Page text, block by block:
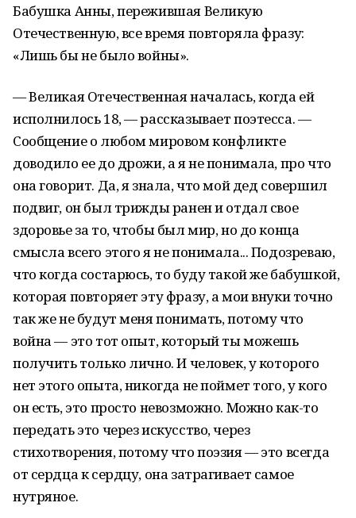
Бабушка Анны, пережившая Великую
Отечественную, все время повторяла фразу:
«Лишь бы не было войны».
— Великая Отечественная началась, когда ей
исполнилось 18, — рассказывает поэтесса. —
Сообщение о любом мировом конфликте
доводило ее до дрожи, а я не понимала, про что
она говорит. Да, я знала, что мой дед совершил
подвиг, он был трижды ранен и отдал свое
здоровье за то, чтобы был мир, но до конца
смысла всего этого я не понимала... Подозреваю,
что когда состарюсь, то буду такой же бабушкой,
которая повторяет эту фразу, а мои внуки точно
так же не будут меня понимать, потому что
война — это тот опыт, который ты можешь
получить только лично. И человек, у которого
нет этого опыта, никогда не поймет того, у кого
он есть, это просто невозможно. Можно как-то
передать это через искусство, через
стихотворения, потому что поэзия — это всегда
от сердца к сердцу, она затрагивает самое
нутряное.